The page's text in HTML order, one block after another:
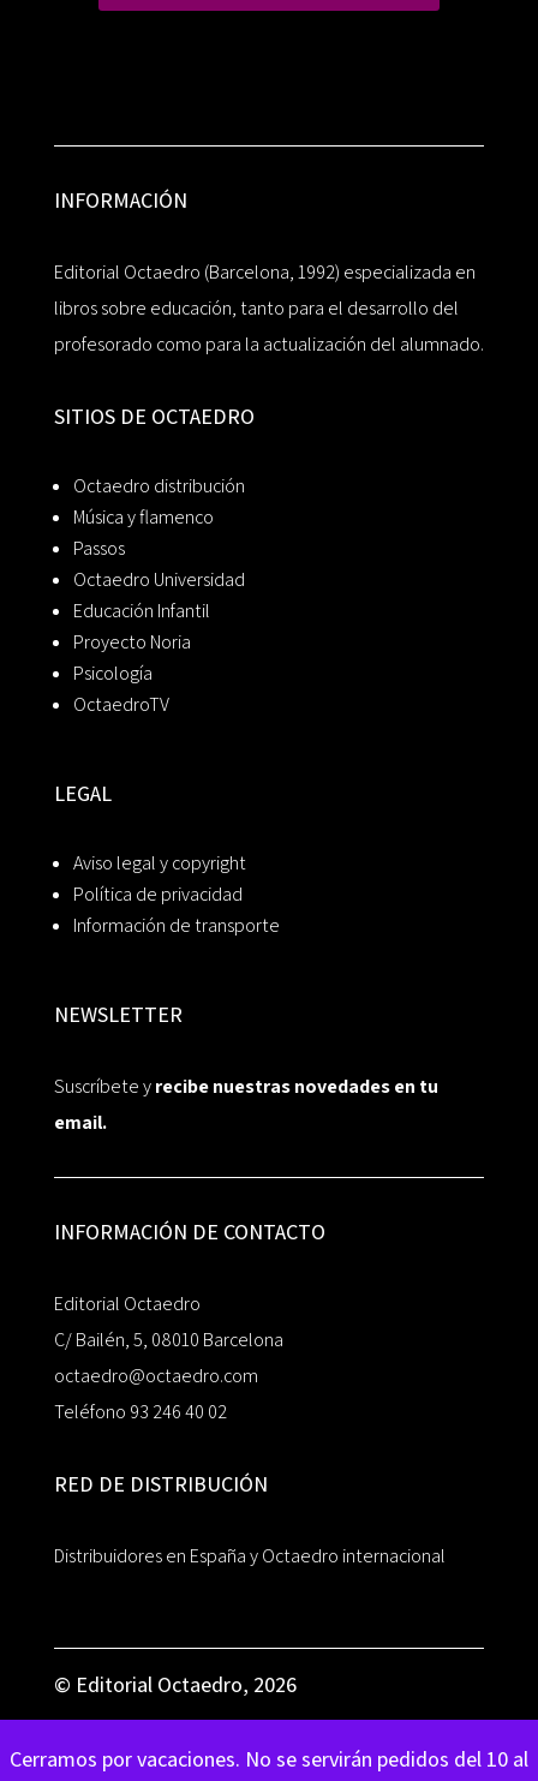
Cerramos por vacaciones. No se servirán pedidos del 10 al
INFORMACIÓN
Editorial Octaedro (Barcelona, 1992) especializada en
libros sobre educación, tanto para el desarrollo del
profesorado como para la actualización del alumnado.
SITIOS DE OCTAEDRO
Octaedro distribución
Música y flamenco
Passos
Octaedro Universidad
Educación Infantil
Proyecto Noria
Psicología
OctaedroTV
LEGAL
Aviso legal y copyright
Política de privacidad
Información de transporte
NEWSLETTER
Suscríbete yrecibe nuestras novedades en tu
email.
INFORMACIÓN DE CONTACTO
Editorial Octaedro
C/ Bailén, 5, 08010 Barcelona
octaedro@octaedro.com
Teléfono 93 246 40 02
RED DE DISTRIBUCIÓN
Distribuidores en España y Octaedro internacional
© Editorial Octaedro, 2026